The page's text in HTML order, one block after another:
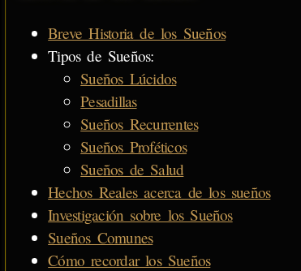
Breve Historia de los Sueños
Tipos de Sueños:
Sueños Lúcidos
Pesadillas
Sueños Recurrentes
Sueños Proféticos
Sueños de Salud
Hechos Reales acerca de los sueños
Investigación sobre los Sueños
Sueños Comunes
Cómo recordar los Sueños